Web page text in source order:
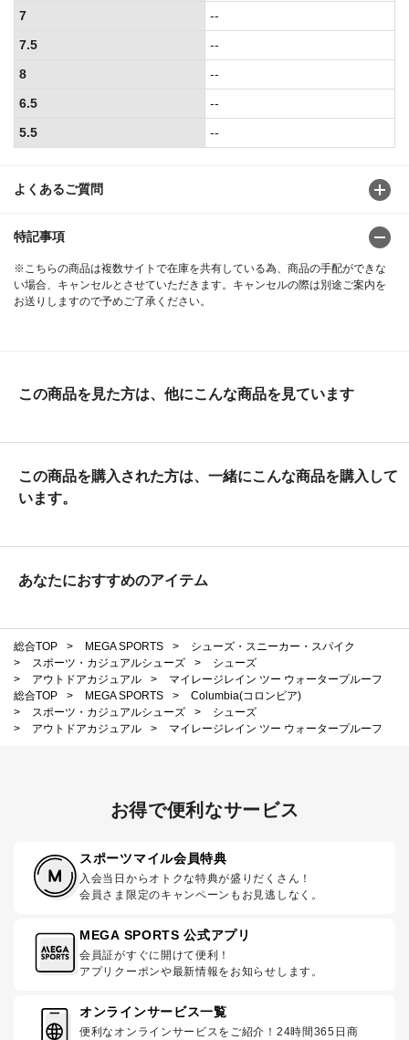
よくあるご質問
特記事項
※こちらの商品は複数サイトで在庫を共有している為、商品の手配ができな
い場合、キャンセルとさせていただきます。キャンセルの際は別途ご案内を
お送りしますので予めご了承ください。
7
--
7.5
--
8
--
6.5
--
5.5
--
この商品を見た方は、他にこんな商品を見ています
この商品を購入された方は、一緒にこんな商品を購入して
います。
あなたにおすすめのアイテム
総合TOP > MEGA SPORTS >
シューズ・スニーカー・スパイク
>
スポーツ・カジュアルシューズ >
シューズ
>
アウトドアカジュアル >
マイレージレイン ツー ウォータープルーフ
総合TOP
> MEGA SPORTS >
Columbia(コロンビア)
>
スポーツ・カジュアルシューズ >
シューズ
>
アウトドアカジュアル > マイレージレイン ツー ウォータープルーフ
お得で便利なサービス
スポーツマイル会員特典
入会当日からオトクな特典が盛りだくさん！
会員さま限定のキャンペーンもお見逃しなく。
MEGA SPORTS 公式アプリ
会員証がすぐに開けて便利！
アプリクーポンや最新情報をお知らせします。
オンラインサービス一覧
便利なオンラインサービスをご紹介！24時間365日商